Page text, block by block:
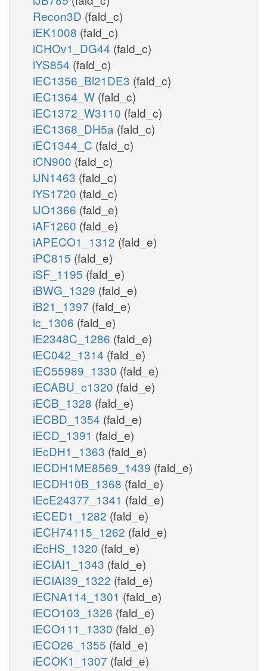
Recon3D (fald_c)
iEK1008 (fald_c)
iCHOv1_DG44 (fald_c)
iYS854 (fald_c)
iEC1356_Bl21DE3 (fald_c)
iEC1364_W (fald_c)
iEC1372_W3110 (fald_c)
iEC1368_DH5a (fald_c)
iEC1344_C (fald_c)
iCN900 (fald_c)
iJN1463 (fald_c)
iYS1720 (fald_c)
iJO1366 (fald_e)
iAF1260 (fald_e)
iAPECO1_1312 (fald_e)
iPC815 (fald_e)
iSF_1195 (fald_e)
iBWG_1329 (fald_e)
iB21_1397 (fald_e)
ic_1306 (fald_e)
iE2348C_1286 (fald_e)
iEC042_1314 (fald_e)
iEC55989_1330 (fald_e)
iECABU_c1320 (fald_e)
iECB_1328 (fald_e)
iECBD_1354 (fald_e)
iECD_1391 (fald_e)
iEcDH1_1363 (fald_e)
iECDH1ME8569_1439 (fald_e)
iECDH10B_1368 (fald_e)
iEcE24377_1341 (fald_e)
iECED1_1282 (fald_e)
iECH74115_1262 (fald_e)
iEcHS_1320 (fald_e)
iECIAI1_1343 (fald_e)
iECIAI39_1322 (fald_e)
iECNA114_1301 (fald_e)
iECO103_1326 (fald_e)
iECO111_1330 (fald_e)
iECO26_1355 (fald_e)
iECOK1_1307 (fald_e)